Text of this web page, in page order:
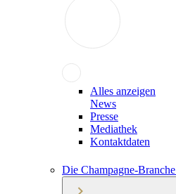
Alles anzeigen
News
Presse
Mediathek
Kontaktdaten
Die Champagne-Branche